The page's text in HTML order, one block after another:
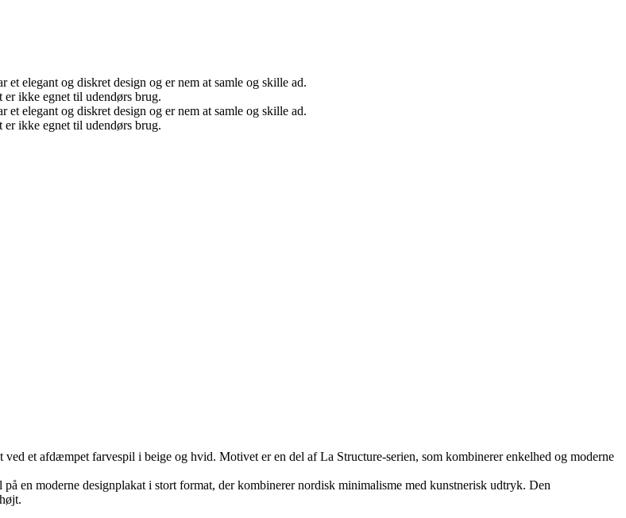
elegant og diskret design og er nem at samle og skille ad.
ikke egnet til udendørs brug.
elegant og diskret design og er nem at samle og skille ad.
ikke egnet til udendørs brug.
et afdæmpet farvespil i beige og hvid. Motivet er en del af La Structure-serien, som kombinerer enkelhed og moderne
en moderne designplakat i stort format, der kombinerer nordisk minimalisme med kunstnerisk udtryk. Den